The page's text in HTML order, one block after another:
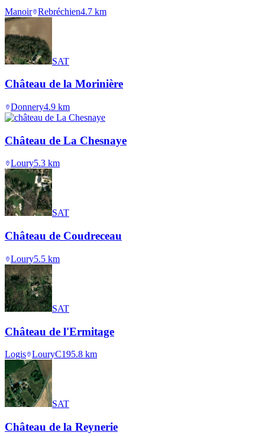
Manoir Rebréchien4.7 km
SAT
Château de la Morinière
Donnery4.9 km
Château de La Chesnaye
Loury5.3 km
SAT
Château de Coudreceau
Loury5.5 km
SAT
Château de l'Ermitage
Logis LouryC195.8 km
SAT
Château de la Reynerie